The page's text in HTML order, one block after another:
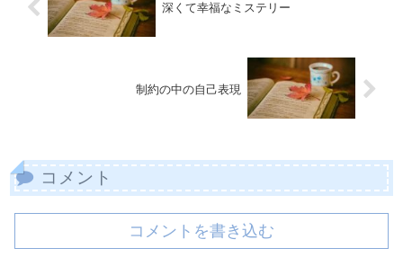
深くて幸福なミステリー
制約の中の自己表現
コメント
コメントを書き込む